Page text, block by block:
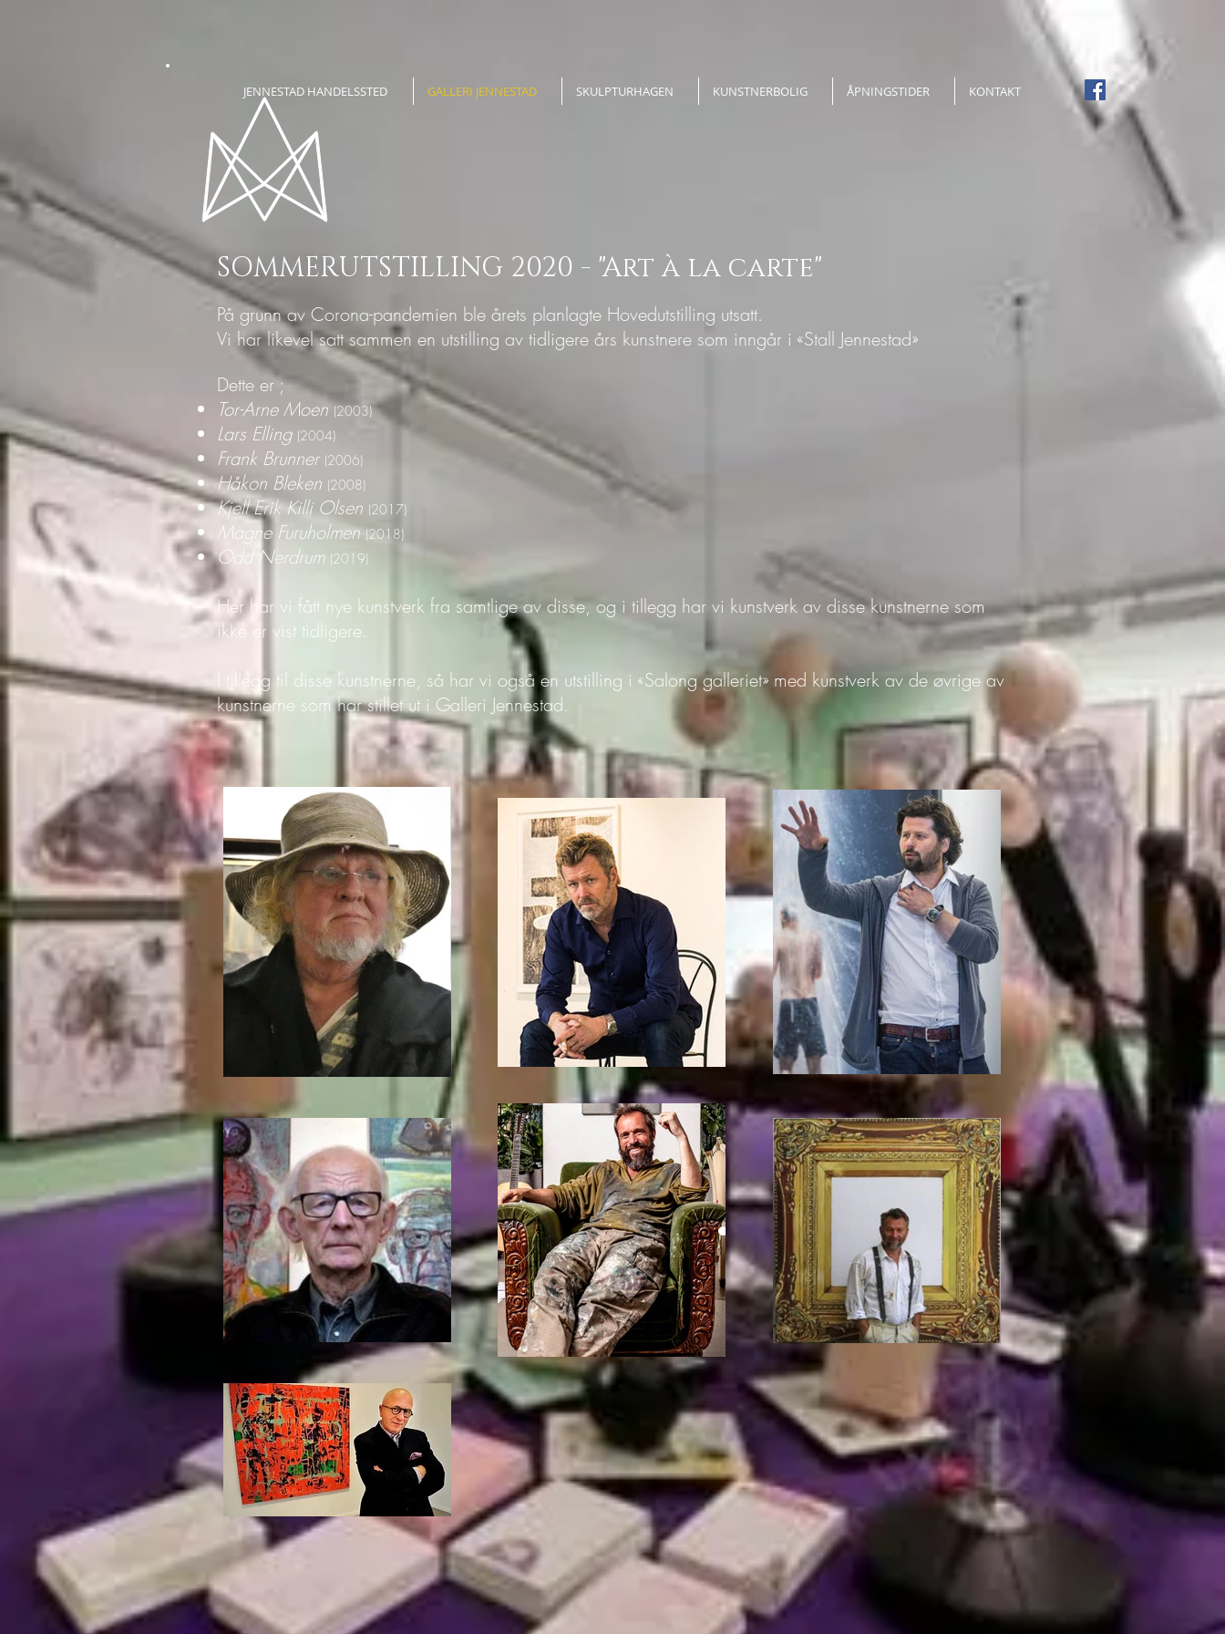
JENNESTAD HANDELSSTED GALLERI JENNESTAD SKULPTURHAGEN KUNSTNERBOLIG ÅPNINGSTIDER KONTAKT
SOMMERUTSTILLING 2020 - "Art à la carte"
På grunn av Corona-pandemien ble årets planlagte Hovedutstilling utsatt.
Vi har likevel satt sammen en utstilling av tidligere års kunstnere som inngår i «Stall Jennestad»
Dette er ;
Tor-Arne Moen (2003)
Lars Elling (2004)
Frank Brunner (2006)
Håkon Bleken (2008)
Kjell Erik Killi Olsen (2017)
Magne Furuholmen (2018)
Odd Nerdrum (2019)
Her har vi fått nye kunstverk fra samtlige av disse, og i tillegg har vi kunstverk av disse kunstnerne som
ikke er vist tidligere.
I tillegg til disse kunstnerne, så har vi også en utstilling i «Salong galleriet» med kunstverk av de øvrige av
kunstnerne som har stillet ut i Galleri Jennestad.